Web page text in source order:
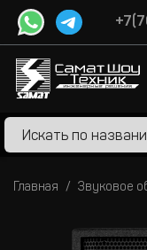
Главная Звуковое